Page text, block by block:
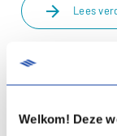
Welkom! Deze
arrow_forward Lees